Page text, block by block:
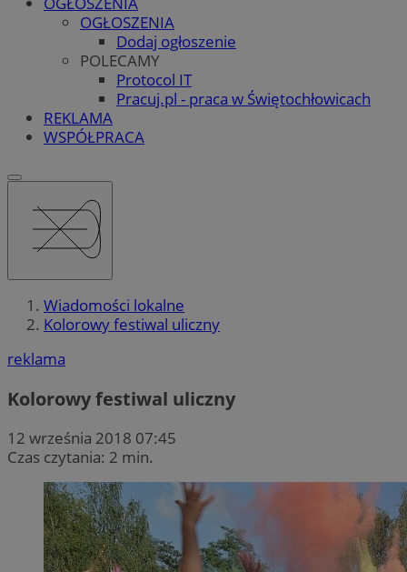
OGŁOSZENIA
Dodaj ogłoszenie
POLECAMY
Protocol IT
Pracuj.pl - praca w Świętochłowicach
REKLAMA
WSPÓŁPRACA
Wiadomości lokalne
Kolorowy festiwal uliczny
reklama
Kolorowy festiwal uliczny
12 września 2018 07:45
Czas czytania: 2 min.